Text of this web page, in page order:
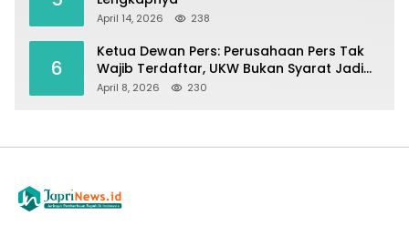
April 14, 2026 238
6
Ketua Dewan Pers: Perusahaan Pers Tak
Wajib Terdaftar, UKW Bukan Syarat Jadi
Wartawan
April 8, 2026 230